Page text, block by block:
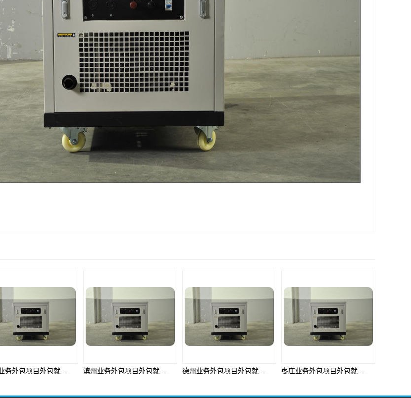
济宁业务外包项目外包就选邦孚人力_全方位企业用工解决方案 滨州业务外包项目外包就选邦孚人力_全方位企业用工解决方案 德州业务外包项目外包就选邦孚人力_全方位企业用工解决方案 枣庄业务外包项目外包就选邦孚人力_全方位企业用工解决方案